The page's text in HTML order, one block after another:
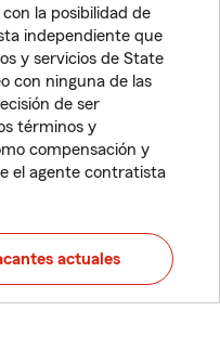
la posibilidad de
independiente que
y servicios de State
con ninguna de las
de ser
términos y
compensación y
el agente contratista
actuales